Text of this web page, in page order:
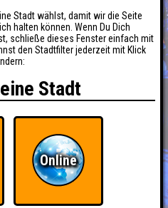
Stadt wählst, damit wir die Seite
halten können. Wenn Du Dich
schließe dieses Fenster einfach mit
den Stadtfilter jederzeit mit Klick
Stadt
Online